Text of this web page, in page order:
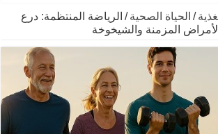
/ الحياة الصحية / الرياضة المنتظمة: درع
المزمنة والشيخوخة